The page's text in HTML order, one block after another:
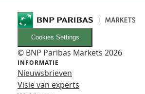
Cookies Settings
© BNP Paribas Markets 2026
INFORMATIE
Nieuwsbrieven
Visie van experts